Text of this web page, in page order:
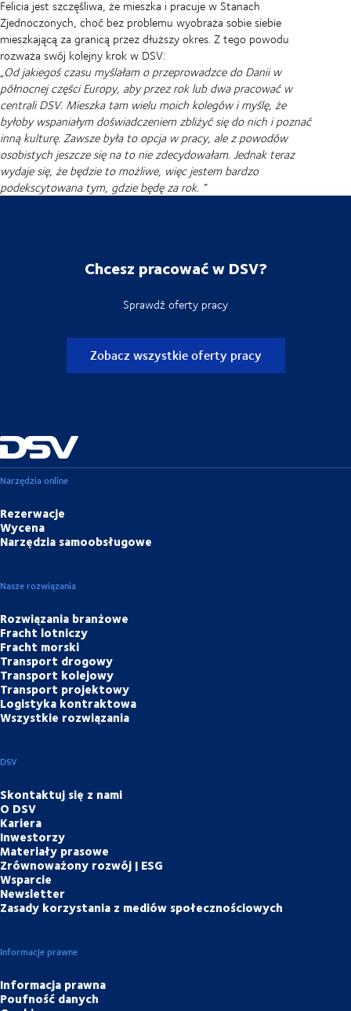
Felicia jest szczęśliwa, że mieszka i pracuje w Stanach
Zjednoczonych, choć bez problemu wyobraża sobie siebie
mieszkającą za granicą przez dłuższy okres. Z tego powodu
rozważa swój kolejny krok w DSV:
„Od jakiegoś czasu myślałam o przeprowadzce do Danii w
północnej części Europy, aby przez rok lub dwa pracować w
centrali DSV. Mieszka tam wielu moich kolegów i myślę, że
byłoby wspaniałym doświadczeniem zbliżyć się do nich i poznać
inną kulturę. Zawsze była to opcja w pracy, ale z powodów
osobistych jeszcze się na to nie zdecydowałam. Jednak teraz
wydaje się, że będzie to możliwe, więc jestem bardzo
podekscytowana tym, gdzie będę za rok. ”
Chcesz pracować w DSV?
Sprawdź oferty pracy
Zobacz wszystkie oferty pracy
Narzędzia online
Rezerwacje
Wycena
Narzędzia samoobsługowe
Nasze rozwiązania
Rozwiązania branżowe
Fracht lotniczy
Fracht morski
Transport drogowy
Transport kolejowy
Transport projektowy
Logistyka kontraktowa
Wszystkie rozwiązania
DSV
Skontaktuj się z nami
O DSV
Kariera
Inwestorzy
Materiały prasowe
Zrównoważony rozwój | ESG
Wsparcie
Newsletter
Zasady korzystania z mediów społecznościowych
Informacje prawne
Informacja prawna
Poufność danych